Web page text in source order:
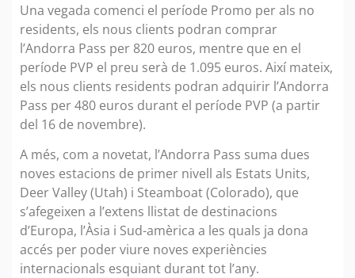
Una vegada comenci el període Promo per als no
residents, els nous clients podran comprar
l’Andorra Pass per 820 euros, mentre que en el
període PVP el preu serà de 1.095 euros. Així mateix,
els nous clients residents podran adquirir l’Andorra
Pass per 480 euros durant el període PVP (a partir
del 16 de novembre).
A més, com a novetat, l’Andorra Pass suma dues
noves estacions de primer nivell als Estats Units,
Deer Valley (Utah) i Steamboat (Colorado), que
s’afegeixen a l’extens llistat de destinacions
d’Europa, l’Àsia i Sud-amèrica a les quals ja dona
accés per poder viure noves experiències
internacionals esquiant durant tot l’any.